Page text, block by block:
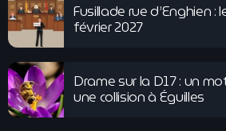
Fusillade rue d’Enghien
février 2027
Drame sur la D17 : un
une collision à Éguilles